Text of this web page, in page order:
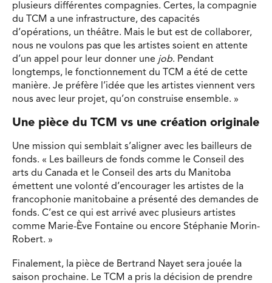
plusieurs différentes compagnies. Certes, la compagnie
du TCM a une infrastructure, des capacités
d’opérations, un théâtre. Mais le but est de collaborer,
nous ne voulons pas que les artistes soient en attente
d’un appel pour leur donner une job. Pendant
longtemps, le fonctionnement du TCM a été de cette
manière. Je préfère l’idée que les artistes viennent vers
nous avec leur projet, qu’on construise ensemble. »
Une pièce du TCM vs une création originale
Une mission qui semblait s’aligner avec les bailleurs de
fonds. « Les bailleurs de fonds comme le Conseil des
arts du Canada et le Conseil des arts du Manitoba
émettent une volonté d’encourager les artistes de la
francophonie manitobaine a présenté des demandes de
fonds. C’est ce qui est arrivé avec plusieurs artistes
comme Marie-Ève Fontaine ou encore Stéphanie Morin-
Robert. »
Finalement, la pièce de Bertrand Nayet sera jouée la
saison prochaine. Le TCM a pris la décision de prendre